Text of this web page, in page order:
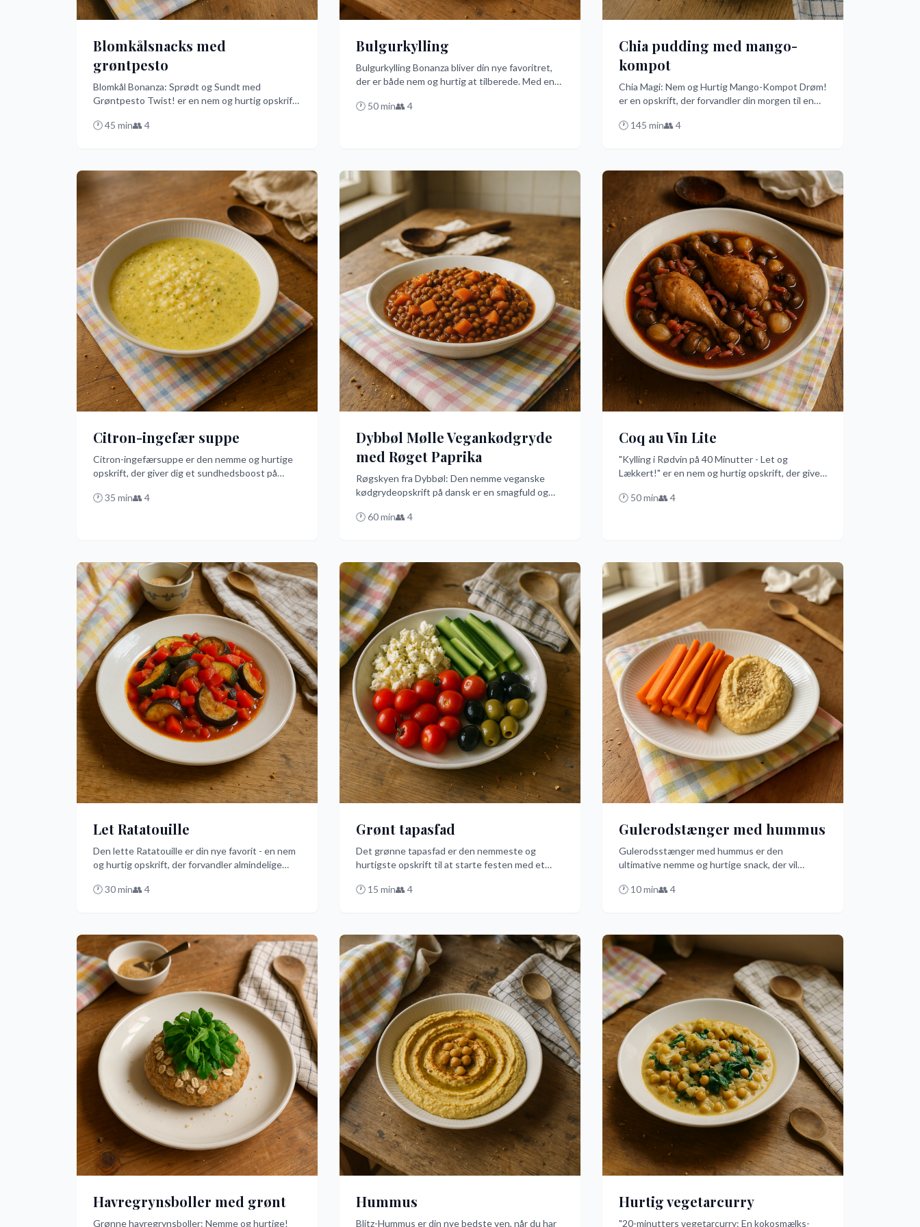
Blomkålsnacks med
grøntpesto
Blomkål Bonanza: Sprødt og Sundt med
Grøntpesto Twist! er en nem og hurtig opskrift,
ovnen, serveret med en frisk og smagfuld grøn
vis!
🕐45 min👥 4
Bulgurkylling
Bulgurkylling Bonanza bliver din nye favoritret,
der er både nem og hurtig at tilberede. Med en
krydderier som spidskommen og paprika, får du
🕐 50min👥 4
Chia pudding med mango-
kompot
Chia Magi: Nem og Hurtig Mango-Kompot Drøm!
er en opskrift, der forvandler din morgen til en
chiafrø op i mælk, sød det med honning, og top
hvor du alligevel ønsker noget lækkert og
nærende på dansk vis.
🕐 145 min👥 4
Citron-ingefær suppe
Citron-ingefærsuppe er den nemme og hurtige
opskrift, der giver dig et sundhedsboost på
honning skaber du en oplivende suppe, der er
🕐35 min👥 4
Dybbøl Mølle Vegankødgryde
med Røget Paprika
Røgskyen fra Dybbøl: Den nemme veganske
kødgrydeopskrift på dansk er en smagfuld og
unik røgsky af smag. Den er perfekt til en
🕐60min👥 4
Coq au Vin Lite
"Kylling i Rødvin på 40 Minutter - Let og
Lækkert!" er en nem og hurtig opskrift, der giver
tage hele dagen. Med kyllingebryst, rødvin og
🕐 50min👥 4
Let Ratatouille
Den lette Ratatouille er din nye favorit - en nem
og hurtig opskrift, der forvandler almindelige
minutter. Den er perfekt til travle dage, hvor du
overrasket over, hvor simpel og effektiv den er!
🕐30min👥 4
Grønt tapasfad
Det grønne tapasfad er den nemmeste og
hurtigste opskrift til at starte festen med et
og cherrytomater, krydret med basilikum og
🕐 15 min👥 4
Gulerodstænger med hummus
Gulerodsstænger med hummus er den
ultimative nemme og hurtige snack, der vil
skåret i stænger og en hjemmelavet hummus,
hvor simpelt og lækkert det kan være!
🕐 10min👥 4
Havregrynsboller med grønt
Grønne havregrynsboller: Nemme og hurtige!
Hummus
Blitz-Hummus er din nye bedste ven, når du har
Hurtig vegetarcurry
"20-minutters vegetarcurry: En kokosmælks-